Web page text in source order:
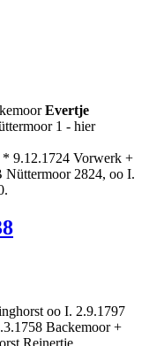
Evertje
1 - hier
9.12.1724 Vorwerk +
Nüttermoor 2824, oo I.
oo I. 2.9.1797
Backemoor +